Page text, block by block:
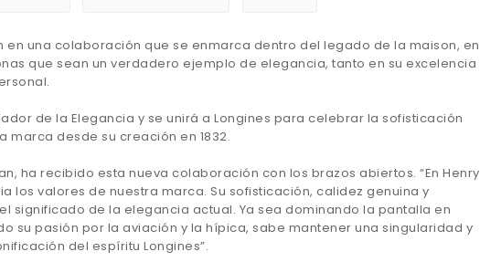
en una colaboración que se enmarca dentro del legado de la maison, en
que sean un verdadero ejemplo de elegancia, tanto en su excelencia
de la Elegancia y se unirá a Longines para celebrar la sofisticación
desde su creación en 1832.
ha recibido esta nueva colaboración con los brazos abiertos. “En Henry
los valores de nuestra marca. Su sofisticación, calidez genuina y
significado de la elegancia actual. Ya sea dominando la pantalla en
su pasión por la aviación y la hípica, sabe mantener una singularidad y
del espíritu Longines”.